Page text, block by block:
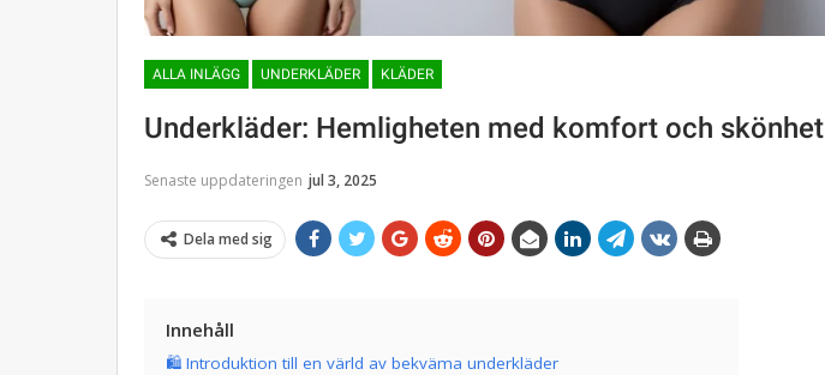
ALLA INLÄGG UNDERKLÄDER KLÄDER
Underkläder: Hemligheten med komfort och skönhet
Senaste uppdateringen jul 3, 2025
Dela med sig
Innehåll
🛍️ Introduktion till en värld av bekväma underkläder